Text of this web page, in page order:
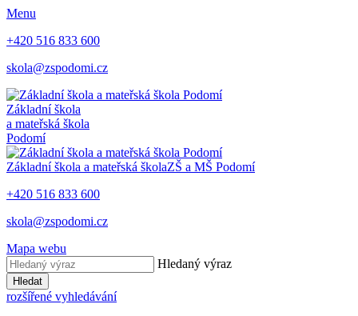
Menu
+420 516 833 600
skola@zspodomi.cz
Základní škola
a mateřská škola
Podomí
Základní škola a mateřská školaZŠ a MŠ Podomí
+420 516 833 600
skola@zspodomi.cz
Mapa webu
Hledaný výraz
Hledat
rozšířené vyhledávání